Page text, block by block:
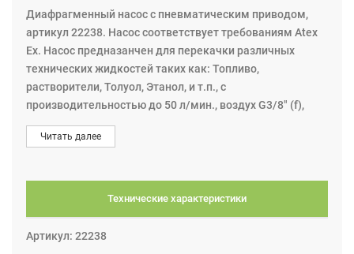
Диафрагменный насос с пневматическим приводом,
артикул 22238. Насос соответствует требованиям Atex
Ex. Насос предназанчен для перекачки различных
технических жидкостей таких как: Топливо,
растворители, Толуол, Этанол, и т.п., с
производительностью до 50 л/мин., воздух G3/8" (f),
жидкость: выход G1/2" (f), вход G1/2" (f). Материалы из
которого сделан насос специально подобраны для
Клапаны - Ацеталь, Мембрана - Hytrel®, Прочие
смачиваемые материалы - Viton®, Нерж. сталь.
Двойной диафранменный насос с пневматическим
приводом представляют собой поршневой поршневой
Читать далее
Технические характеристики
Артикул: 22238